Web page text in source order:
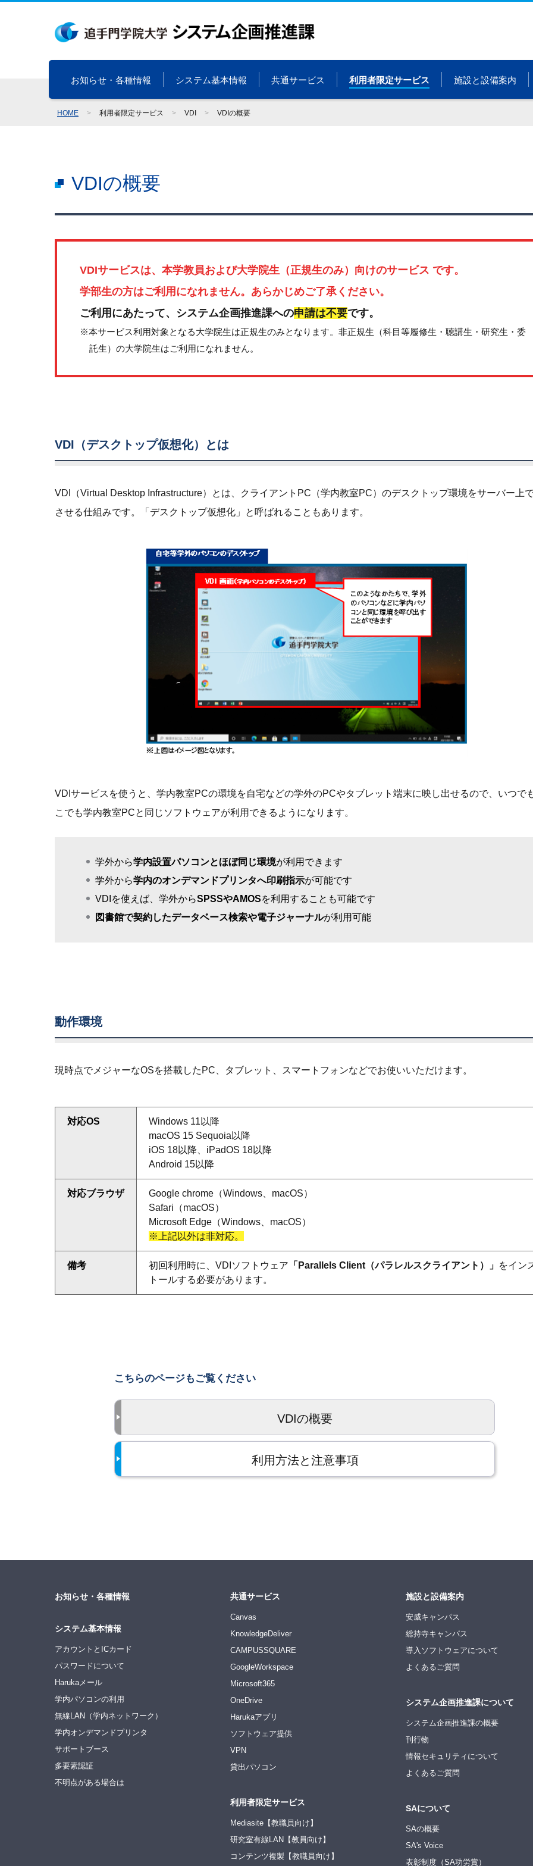
お知らせ・各種情報 システム基本情報 共通サービス 利用者限定サービス 施設と設備案内
HOME > 利用者限定サービス > VDI > VDIの概要
VDIの概要
VDIサービスは、本学教員および大学院生（正規生のみ）向けのサービス です。
学部生の方はご利用になれません。あらかじめご了承ください。
ご利用にあたって、システム企画推進課への申請は不要です。
※本サービス利用対象となる大学院生は正規生のみとなります。非正規生（科目等履修生・聴講生・研究生・委
託生）の大学院生はご利用になれません。
VDI（デスクトップ仮想化）とは
VDI（Virtual Desktop Infrastructure）とは、クライアントPC（学内教室PC）のデスクトップ環境をサーバー上
させる仕組みです。「デスクトップ仮想化」と呼ばれることもあります。
VDIサービスを使うと、学内教室PCの環境を自宅などの学外のPCやタブレット端末に映し出せるので、いつで
こでも学内教室PCと同じソフトウェアが利用できるようになります。
学外から学内設置パソコンとほぼ同じ環境が利用できます
学外から学内のオンデマンドプリンタへ印刷指示が可能です
VDIを使えば、学外からSPSSやAMOSを利用することも可能です
図書館で契約したデータベース検索や電子ジャーナルが利用可能
動作環境
現時点でメジャーなOSを搭載したPC、タブレット、スマートフォンなどでお使いいただけます。
対応OS
Windows 11以降
macOS 15 Sequoia以降
iOS 18以降、iPadOS 18以降
Android 15以降
対応ブラウザ
Google chrome（Windows、macOS）
Safari（macOS）
Microsoft Edge（Windows、macOS）
※上記以外は非対応。
備考 初回利用時に、VDIソフトウェア 「 Parallels Client （パラレルスクライアント）」 をイン
トールする必要があります。
こちらのページもご覧ください
VDIの概要
利用方法と注意事項
お知らせ・各種情報
システム基本情報
アカウントとICカード
パスワードについて
Harukaメール
学内パソコンの利用
無線LAN（学内ネットワーク）
学内オンデマンドプリンタ
サポートブース
多要素認証
不明点がある場合は
共通サービス
Canvas
KnowledgeDeliver
CAMPUSSQUARE
GoogleWorkspace
Microsoft365
OneDrive
Harukaアプリ
ソフトウェア提供
VPN
貸出パソコン
利用者限定サービス
Mediasite【教職員向け】
研究室有線LAN【教員向け】
コンテンツ複製【教職員向け】
施設と設備案内
安威キャンパス
総持寺キャンパス
導入ソフトウェアについて
よくあるご質問
システム企画推進課について
システム企画推進課の概要
刊行物
情報セキュリティについて
よくあるご質問
SAについて
SAの概要
SA's Voice
表彰制度（SA功労賞）